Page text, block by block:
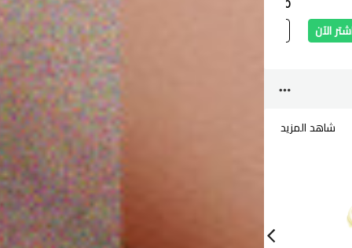
الآن
4.400 دب
أضف
اشتر الآن
3.300 دب
شاهد المزيد